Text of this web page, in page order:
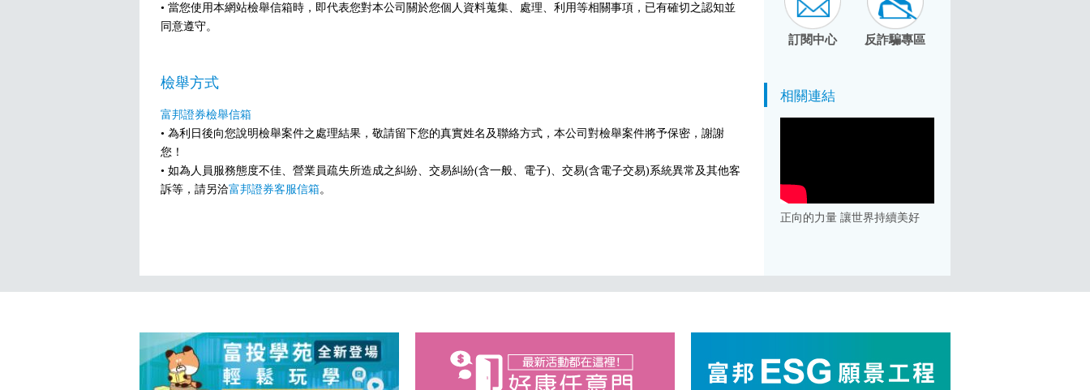
• 當您使用本網站檢舉信箱時，即代表您對本公司關於您個人資料蒐集、處理、利用等相關事項，已有確切之認知並
同意遵守。
檢舉方式
富邦證券檢舉信箱
• 為利日後向您說明檢舉案件之處理結果，敬請留下您的真實姓名及聯絡方式，本公司對檢舉案件將予保密，謝謝
您！
• 如為人員服務態度不佳、營業員疏失所造成之糾紛、交易糾紛(含一般、電子)、交易(含電子交易)系統異常及其他客
訴等，請另洽富邦證券客服信箱。
訂閱中心 反詐騙專區
相關連結
正向的力量 讓世界持續美好